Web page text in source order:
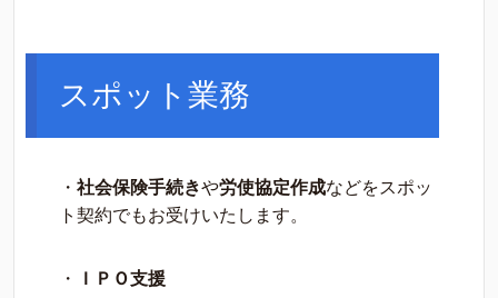
スポット業務
・ 社会保険手続きや労使協定作成などをスポッ
ト契約でもお受けいたします。
・ ＩＰＯ支援